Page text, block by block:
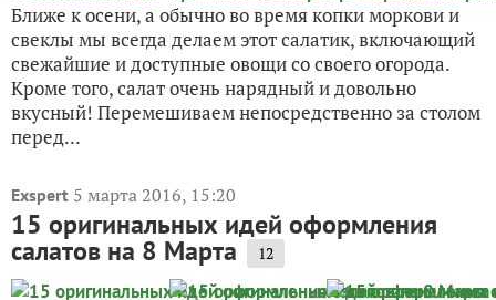
Ближе к осени, а обычно во время копки моркови и
свеклы мы всегда делаем этот салатик, включающий
свежайшие и доступные овощи со своего огорода.
Кроме того, салат очень нарядный и довольно
вкусный! Перемешиваем непосредственно за столом
перед...
Exspert 5 марта 2016, 15:20
15 оригинальных идей оформления
салатов на 8 Марта 12